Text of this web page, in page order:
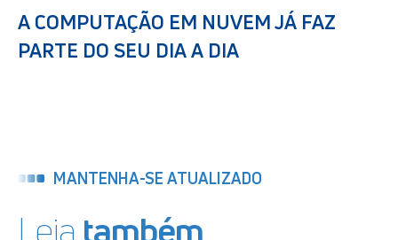
A COMPUTAÇÃO EM NUVEM JÁ FAZ
PARTE DO SEU DIA A DIA
MANTENHA-SE ATUALIZADO
Leia também